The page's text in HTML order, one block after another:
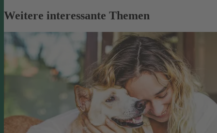
Weitere interessante Themen